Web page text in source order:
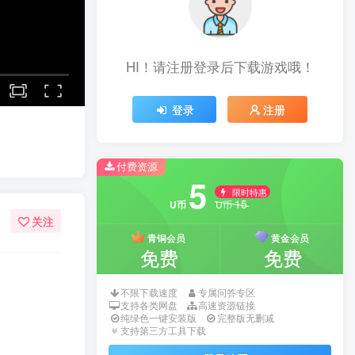
关注
HI！请注册登录后下载游戏哦！
登录 注册
付费资源
U币 5 限时特惠
U币15
青铜会员
免费
黄金会员
免费
不限下载速度
专属问答专区
支持各类网盘
高速资源链接
纯绿色一键安装版
完整版无删减
支持第三方工具下载